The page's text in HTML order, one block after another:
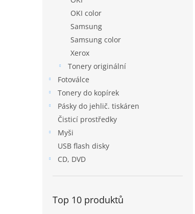
OKI color
Samsung
Samsung color
Xerox
Tonery originální
Fotoválce
Tonery do kopírek
Pásky do jehlič. tiskáren
Čisticí prostředky
Myši
USB flash disky
CD, DVD
Top 10 produktů